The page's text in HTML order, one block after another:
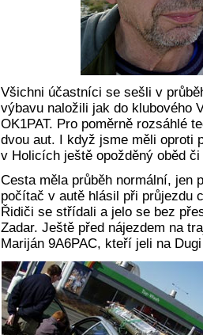
Všichni účastníci se sešli v
výbavu naložili jak do klubového
OK1PAT. Pro poměrně rozsáhlé
dvou aut. I když jsme měli oproti
v Holicích ještě opožděný oběd
Cesta měla průběh normální, jen
počítač v autě hlásil při průjezdu
Řidiči se střídali a jelo se bez
Zadar. Ještě před nájezdem na
Mariján 9A6PAC, kteří jeli na